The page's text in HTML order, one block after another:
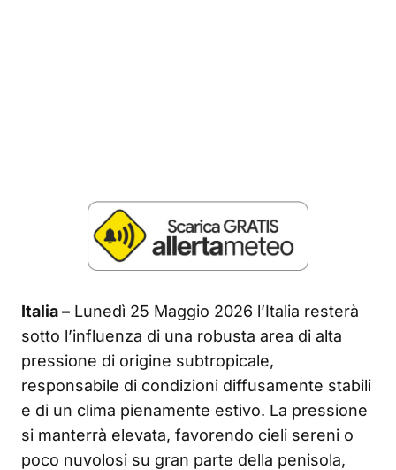
Italia – Lunedì 25 Maggio 2026 l’Italia resterà
sotto l’influenza di una robusta area di alta
pressione di origine subtropicale,
responsabile di condizioni diffusamente stabili
e di un clima pienamente estivo. La pressione
si manterrà elevata, favorendo cieli sereni o
poco nuvolosi su gran parte della penisola,